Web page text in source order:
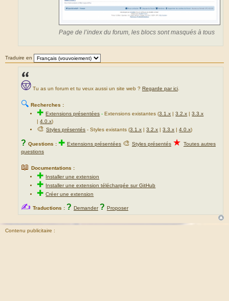
Page de l’index du forum, les blocs sont masqués à tous
Traduire en
Tu as un forum et tu veux aussi un site web ? Regarde par ici.
🔍 Recherches :
✚Extensions présentées - Extensions existantes (3.1.x |3.2.x |3.3.x
|4.0.x)
🎨Styles présentés - Styles existants (3.1.x |3.2.x |3.3.x |4.0.x)
? Questions : ✚ Extensions présentées 🎨 Styles présentés ★ Toutes autres
questions
📖 Documentations :
✚ Installer une extension
✚ Installer une extension téléchargée sur GitHub
✚Créer une extension
✍ Traductions : ? Demander ? Proposer
Contenu publicitaire :